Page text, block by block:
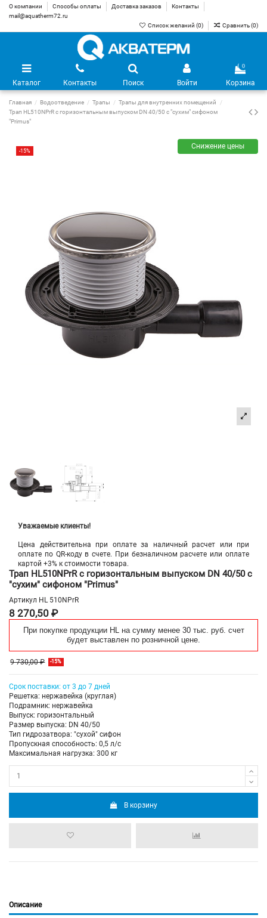
О компании Способы оплаты Доставка заказов
Контакты
mail@aquatherm72.ru
Список желаний (0) Сравнить (0)
Каталог Контакты Поиск Войти
0
Корзина
Главная Водоотведение Трапы
Трапы для внутренних помещений
Трап HL510NPrR с горизонтальным выпуском DN 40/50 с "сухим" сифоном
"Primus"
-15%
Снижение цены
Уважаемые клиенты!
Цена действительна при оплате за наличный расчет или при
оплате по QR-коду в счете. При безналичном расчете или оплате
картой +3% к стоимости товара.
Трап HL510NPrR с горизонтальным выпуском DN 40/50 с
"сухим" сифоном "Primus"
Артикул HL 510NPrR
8 270,50 ₽
При покупке продукции HL на сумму менее 30 тыс. руб. счет
будет выставлен по розничной цене.
9 730,00 ₽ -15%
Срок поставки: от 3 до 7 дней
Решетка: нержавейка (круглая)
Подрамник: нержавейка
Выпуск: горизонтальный
Размер выпуска: DN 40/50
Тип гидрозатвора: "сухой" сифон
Пропускная способность: 0,5 л/с
Максимальная нагрузка: 300 кг
В корзину
Описание